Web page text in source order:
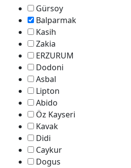
Gürsoy
Balparmak
Kasih
Zakia
ERZURUM
Dodoni
Asbal
Lipton
Abido
Öz Kayseri
Kavak
Didi
Caykur
Dogus